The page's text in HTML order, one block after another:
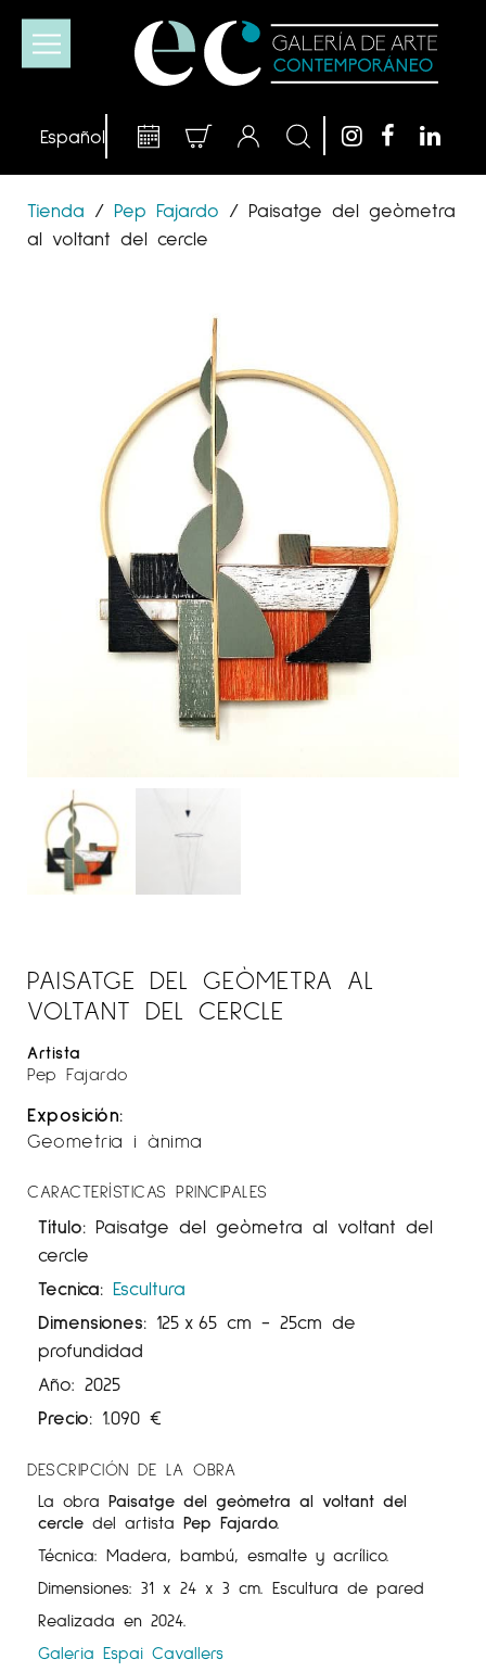
Tienda / Pep Fajardo / Paisatge del geòmetra
al voltant del cercle
PAISATGE DEL GEÒMETRA AL
VOLTANT DEL CERCLE
Artista
Pep Fajardo
Exposición:
Geometria i ànima
CARACTERÍSTICAS PRINCIPALES
Título: Paisatge del geòmetra al voltant del
cercle
Tecnica: Escultura
Dimensiones: 125 x 65 cm - 25cm de
profundidad
Año: 2025
Precio: 1.090 €
DESCRIPCIÓN DE LA OBRA
La obra Paisatge del geòmetra al voltant del
cercle del artista Pep Fajardo.
Técnica: Madera, bambú, esmalte y acrílico.
Dimensiones: 31 x 24 x 3 cm. Escultura de pared
Realizada en 2024.
Galeria Espai Cavallers